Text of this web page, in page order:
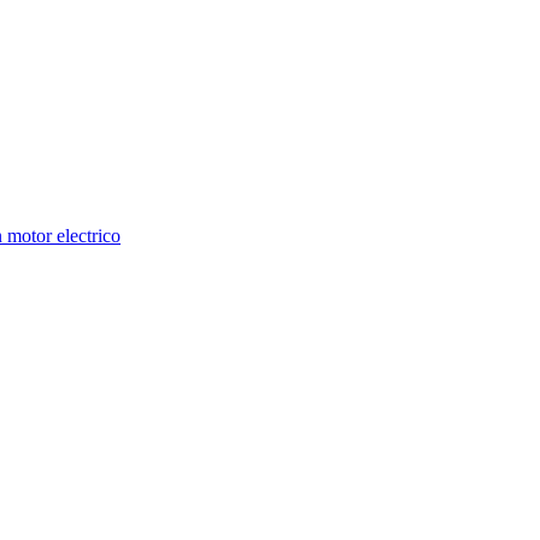
motor electrico